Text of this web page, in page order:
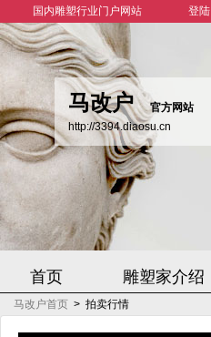
国内雕塑行业门户网站 登陆
马改户
官方网站
http://3394.diaosu.cn
首页 雕塑家介绍
马改户首页 > 拍卖行情